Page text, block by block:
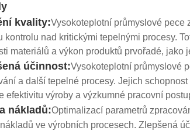
kvality:Vysokoteplotní průmyslové
kontrolu nad kritickými tepelnými procesy.
materiálů a výkon produktů prvořadé,
účinnost:Vysokoteplotní průmyslové
a další tepelné procesy. Jejich
efektivitu výroby a výzkumné pracovní
nákladů:Optimalizací parametrů
ve výrobních procesech. Zlepšená